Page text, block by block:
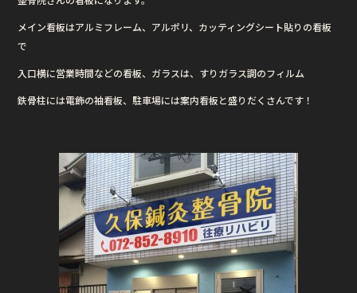
o
o
k
メイン看板はアルミフレーム、アルポリ、カッティングシート貼りの看板
で
入口横に営業時間などの看板、ガラスは、すりガラス調のフィルム
鉄骨柱には電飾の袖看板、駐車場には案内看板と盛りだくさんです！